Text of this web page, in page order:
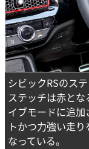
シビックRSのス
ステッチは赤とな
イブモードに追加
トかつ力強い走
なっている。